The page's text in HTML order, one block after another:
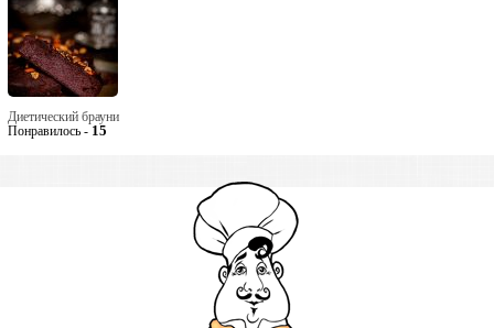
Диетический брауни
Понравилось - 15